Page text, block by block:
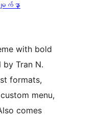
က်နှာ
with bold
Tran N.
formats,
menu,
comes